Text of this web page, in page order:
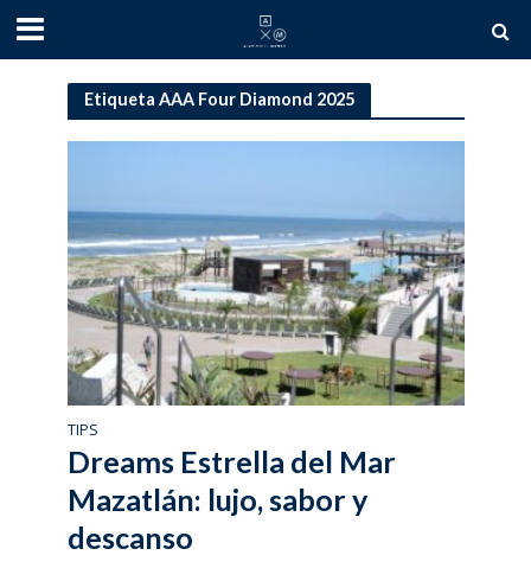
Etiqueta AAA Four Diamond 2025
TIPS
Dreams Estrella del Mar
Mazatlán: lujo, sabor y
descanso